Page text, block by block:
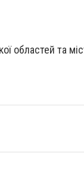
областей та